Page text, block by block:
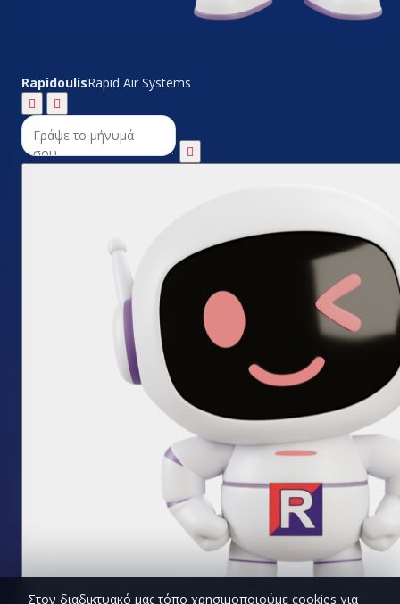
RapidoulisRapid Air Systems
Στον διαδικτυακό μας τόπο χρησιμοποιούμε cookies για